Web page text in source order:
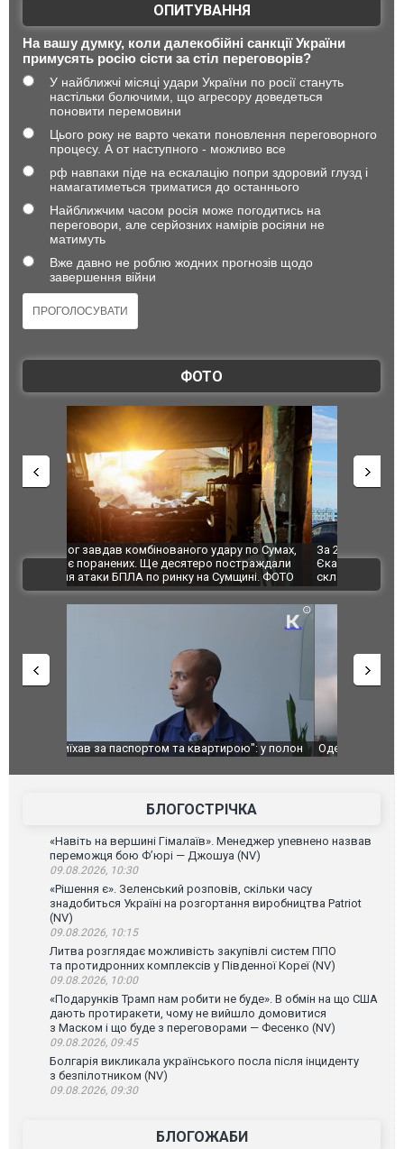
ОПИТУВАННЯ
На вашу думку, коли далекобійні санкції України
примусять росію сісти за стіл переговорів?
У найближчі місяці удари України по росії стануть
настільки болючими, що агресору доведеться
поновити перемовини
Цього року не варто чекати поновлення переговорного
процесу. А от наступного - можливо все
рф навпаки піде на ескалацію попри здоровий глузд і
намагатиметься триматися до останнього
Найближчим часом росія може погодитись на
переговори, але серйозних намірів росіяни не
матимуть
Вже давно не роблю жодних прогнозів щодо
завершення війни
ФОТО
За 2000 кілометрів від кордону з Україною: в
Єкатеринбурзі після атаки дронів загорівся
склад Wildberries. ФОТО. ВІДЕО
"Мої
ВІДЕО
Одесу накрила потужна злива з градом та
Вже
БЛОГОСТРІЧКА
«Навіть на вершині Гімалаїв». Менеджер упевнено назвав
переможця бою Ф’юрі — Джошуа (NV)
09.08.2026, 10:30
«Рішення є». Зеленський розповів, скільки часу
знадобиться Україні на розгортання виробництва Patriot
(NV)
09.08.2026, 10:15
Литва розглядає можливість закупівлі систем ППО
та протидронних комплексів у Південної Кореї (NV)
09.08.2026, 10:00
«Подарунків Трамп нам робити не буде». В обмін на що США
дають протиракети, чому не вийшло домовитися
з Маском і що буде з переговорами — Фесенко (NV)
09.08.2026, 09:45
Болгарія викликала українського посла після інциденту
з безпілотником (NV)
09.08.2026, 09:30
БЛОГОЖАБИ